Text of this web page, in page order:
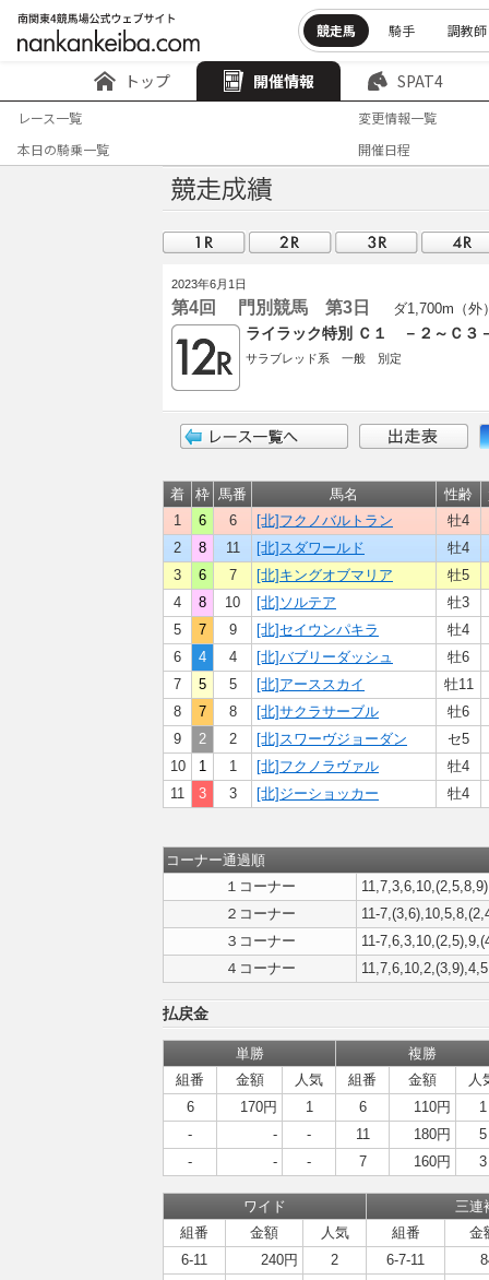
競走馬 騎手 調教師
トップ 開催情報 SPAT4
レース一覧
変更情報一覧
本日の騎乗一覧
開催日程
2023年6月1日
第4回 門別競馬 第3日 ダ1,700m（外
ライラック特別 Ｃ１ －２～Ｃ３
サラブレッド系 一般 別定
着 枠 馬番 馬名 性齢
1
6 6 [北]フクノバルトラン 牡4
2
8 11 [北]スダワールド 牡4
3
6 7 [北]キングオブマリア 牡5
4
8 10 [北]ソルテア 牡3
5
7 9 [北]セイウンパキラ 牡4
6
4 4 [北]バブリーダッシュ 牡6
7
5 5 [北]アーススカイ 牡11
8
7 8 [北]サクラサーブル 牡6
9
2 2 [北]スワーヴジョーダン セ5
10
1 1 [北]フクノラヴァル 牡4
11
3 3 [北]ジーショッカー 牡4
コーナー通過順
１コーナー
２コーナー
11-
３コーナー
11-
４コーナー
払戻金
単勝
複勝
組番
金額 人気 組番 金額
人
6
170円 1 6 110円
1
-
- - 11 180円
5
-
- - 7 160円 3
ワイド
三連
組番
金額 人気 組番
金
6-11
240円 2 6-7-11